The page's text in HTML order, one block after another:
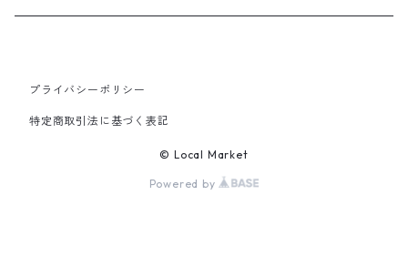
PANTS
プライバシーポリシー
特定商取引法に基づく表記
© Local Market
Powered by